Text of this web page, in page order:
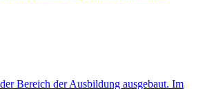
Bereich der Ausbildung ausgebaut. Im